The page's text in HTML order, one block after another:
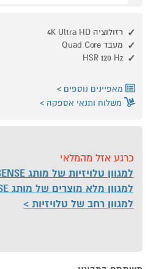
רזולוציה 4K Ultra HD
מעבד Quad Core
HSR 120 Hz
מאפיינים נוספים
משלוח ותנאי אספקה
כרגע אזל מהמלאי
למגוון טלויזיות של מותג HISENSE
למגוון מלא מוצרים של מותג HISENSE
למגוון רחב של טלויזיות